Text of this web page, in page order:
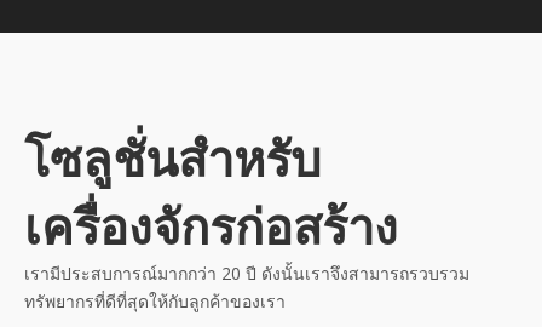
โซลูชั่นสำหรับ
เครื่องจักรก่อสร้าง
เรามีประสบการณ์มากกว่า 20 ปี ดังนั้นเราจึงสามารถรวบรวม
ทรัพยากรที่ดีที่สุดให้กับลูกค้าของเรา